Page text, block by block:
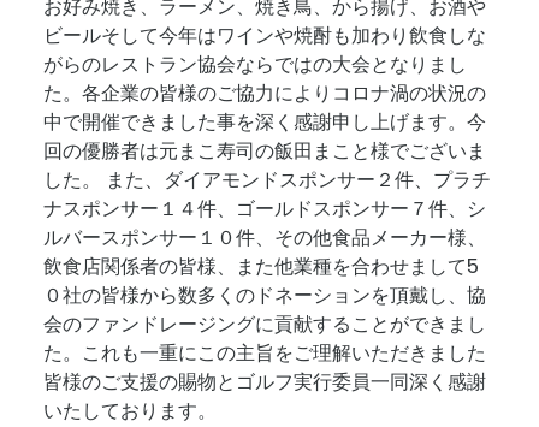
お好み焼き、ラーメン、焼き鳥、から揚げ、お酒や
ビールそして今年はワインや焼酎も加わり飲食しな
がらのレストラン協会ならではの大会となりまし
た。各企業の皆様のご協力によりコロナ渦の状況の
中で開催できました事を深く感謝申し上げます。今
回の優勝者は元まこ寿司の飯田まこと様でございま
した。 また、ダイアモンドスポンサー２件、プラチ
ナスポンサー１４件、ゴールドスポンサー７件、シ
ルバースポンサー１０件、その他食品メーカー様、
飲食店関係者の皆様、また他業種を合わせまして5
０社の皆様から数多くのドネーションを頂戴し、協
会のファンドレージングに貢献することができまし
た。これも一重にこの主旨をご理解いただきました
皆様のご支援の賜物とゴルフ実行委員一同深く感謝
いたしております。